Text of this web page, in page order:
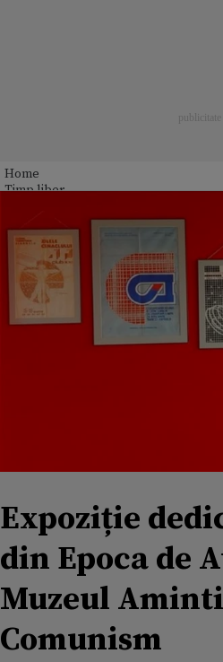
Home
Timp liber
Expoziție
din Epoca de
Muzeul
Comunism